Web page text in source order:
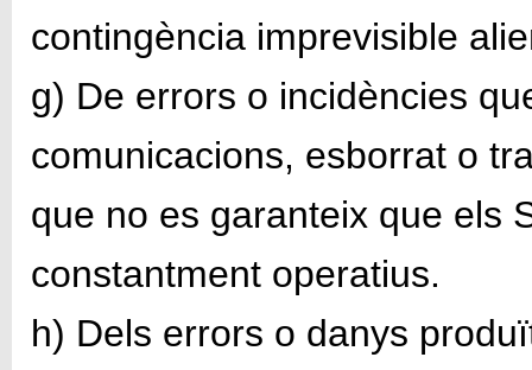
contingència imprevisible
g) De errors o incidències
comunicacions, esborrat o
que no es garanteix que els
constantment operatius.
h) Dels errors o danys